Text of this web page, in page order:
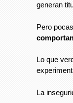
generan
Pero
Lo que
La